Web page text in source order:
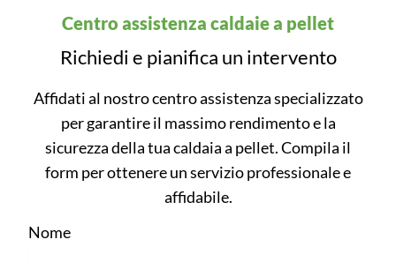
Centro assistenza caldaie a pellet
Richiedi e pianifica un intervento
Affidati al nostro centro assistenza specializzato
per garantire il massimo rendimento e la
sicurezza della tua caldaia a pellet. Compila il
form per ottenere un servizio professionale e
affidabile.
Nome